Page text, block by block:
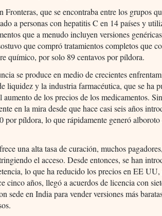
que se encontraba entre los grupos
a personas con hepatitis C en 14 países y
que a menudo incluyen versiones
que compró tratamientos completos que
químico, por solo 89 centavos por píldora.
se produce en medio de crecientes
liquidez y la industria farmacéutica, que se ha
aumento de los precios de los medicamentos.
en la mira desde que hace casi seis años
por píldora, lo que rápidamente generó alboroto
una alta tasa de curación, muchos
el acceso. Desde entonces, se han
lo que ha reducido los precios en EE
cinco años, llegó a acuerdos de licencia con
sede en India para vender versiones más